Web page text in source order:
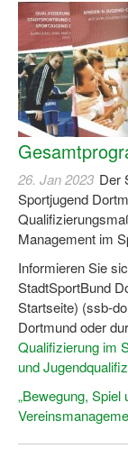
Log-in
Qualifizierung
SSB
Übersicht
Fachtag
Erste-Hilfe-
Projekte
Dortmund
26. Jan 2023 Der
Sportjugend
Management im
Informieren Sie
StadtSportBund
Startseite) (ssb-
Dortmund oder
Qualifizierung im
und
„Bewegung, Spiel